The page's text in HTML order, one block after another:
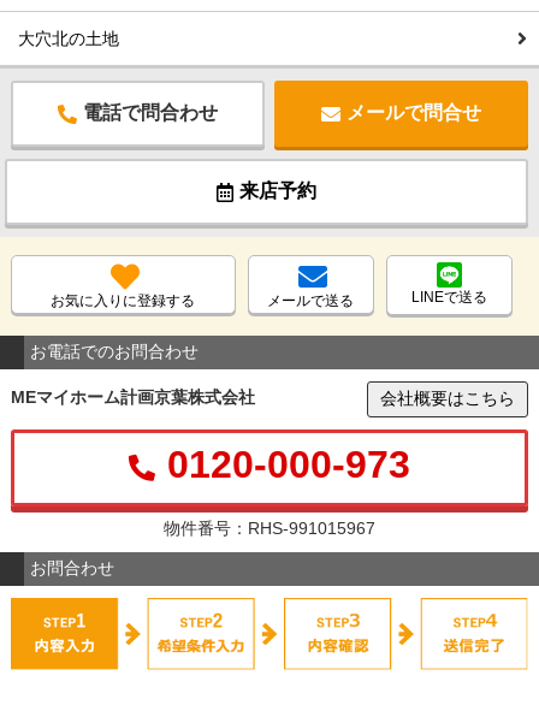
大穴北の土地
電話で問合わせ メールで問合せ
来店予約
お気に入りに登録する メールで送る LINEで送る
お電話でのお問合わせ
MEマイホーム計画京葉株式会社 会社概要はこちら
0120-000-973
物件番号：RHS-991015967
お問合わせ